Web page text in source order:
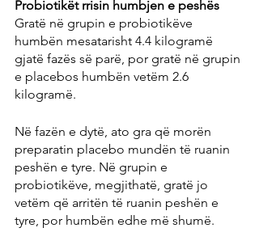
Probiotikët rrisin humbjen e peshës
Gratë në grupin e probiotikëve
humbën mesatarisht 4.4 kilogramë
gjatë fazës së parë, por gratë në grupin
e placebos humbën vetëm 2.6
kilogramë.
Në fazën e dytë, ato gra që morën
preparatin placebo mundën të ruanin
peshën e tyre. Në grupin e
probiotikëve, megjithatë, gratë jo
vetëm që arritën të ruanin peshën e
tyre, por humbën edhe më shumë.